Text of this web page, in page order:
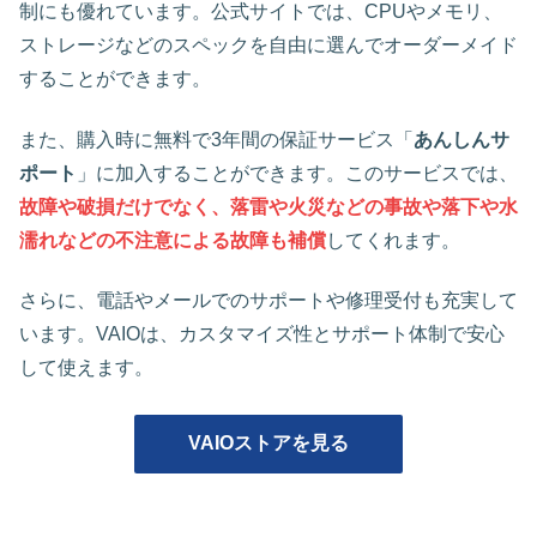
制にも優れています。公式サイトでは、CPUやメモリ、
ストレージなどのスペックを自由に選んでオーダーメイド
することができます。
また、購入時に無料で3年間の保証サービス「 あんしんサ
ポート 」に加入することができます。このサービスでは、
故障や破損だけでなく、落雷や火災などの事故や落下や水
濡れなどの不注意による故障も補償してくれます。
さらに、電話やメールでのサポートや修理受付も充実して
います。VAIOは、カスタマイズ性とサポート体制で安心
して使えます。
VAIOストアを見る